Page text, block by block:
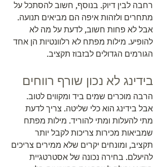
רחבה לבין דיוק. בנוסף, חשוב להסתכל על
מתחרים ולזהות איפה הם מביאים תנועה.
אבל לא פחות חשוב, לדעת על מה לא
להופיע. מילות מפתח לא רלוונטיות הן אחד
הגורמים הגדולים לבזבוז תקציב.
בידינג לא נכון שורף רווחים
הרבה מוכרים שמים ביד ומקווים לטוב.
אבל בידינג הוא כלי שליטה. צריך לדעת
מתי להעלות ומתי להוריד. מילות מפתח
שמביאות מכירות צריכות לקבל יותר
תקציב, ומונחים יקרים שלא ממירים צריכים
להיעלם. בחירה נכונה של אסטרטגיית